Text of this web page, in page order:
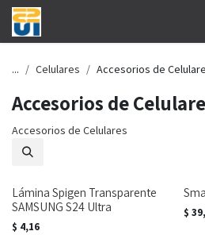
Ir al contenido
... Celulares Accesorios de
Accesorios de
Accesorios de Celulares
Lámina Spigen Transparente
SAMSUNG S24 Ultra
$ 4,16
$